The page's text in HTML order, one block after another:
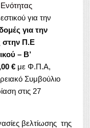
για την
για την
στην Π.Ε
– Β’
€ με Φ.Π.Α,
Συμβούλιο
στις 27
βελτίωσης της